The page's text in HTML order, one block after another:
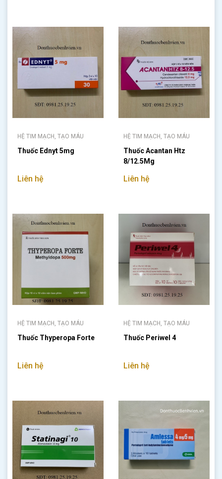
HỆ TIM MẠCH, TẠO MÁU
Thuốc Ednyt 5mg
Liên hệ
HỆ TIM MẠCH, TẠO MÁU
Thuốc Acantan Htz
8/12.5Mg
Liên hệ
HỆ TIM MẠCH, TẠO MÁU
Thuốc Thyperopa Forte
Liên hệ
HỆ TIM MẠCH, TẠO MÁU
Thuốc Periwel 4
Liên hệ